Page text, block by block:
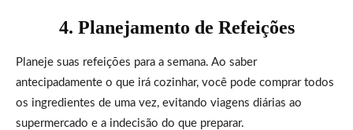
4. Planejamento de Refeições
Planeje suas refeições para a semana. Ao saber
antecipadamente o que irá cozinhar, você pode comprar todos
os ingredientes de uma vez, evitando viagens diárias ao
supermercado e a indecisão do que preparar.